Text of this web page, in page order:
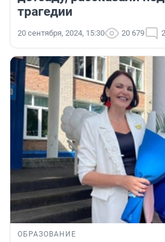
трагедии
20 сентября, 2024, 15:30 20 679
ОБРАЗОВАНИЕ